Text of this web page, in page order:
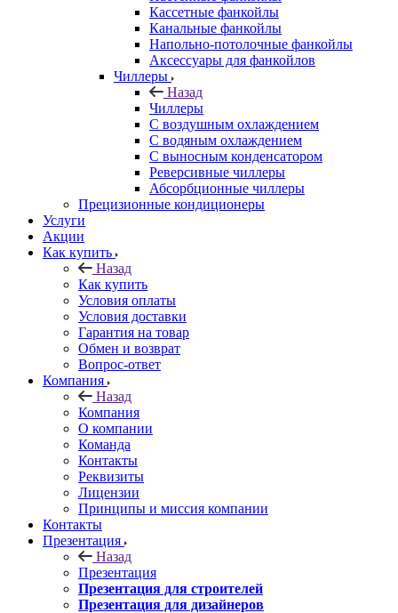
Кассетные фанкойлы
Канальные фанкойлы
Напольно-потолочные фанкойлы
Аксессуары для фанкойлов
Чиллеры
Назад
Чиллеры
С воздушным охлаждением
С водяным охлаждением
С выносным конденсатором
Реверсивные чиллеры
Абсорбционные чиллеры
Прецизионные кондиционеры
Услуги
Акции
Как купить
Назад
Как купить
Условия оплаты
Условия доставки
Гарантия на товар
Обмен и возврат
Вопрос-ответ
Компания
Назад
Компания
О компании
Команда
Контакты
Реквизиты
Лицензии
Принципы и миссия компании
Контакты
Презентация
Назад
Презентация
Презентация для строителей
Презентация для дизайнеров